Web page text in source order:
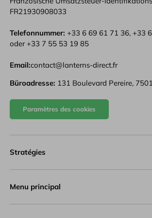
FR21930908033
Telefonnummer: +33 6 69 61 71 36, +33
oder +33 7 55 53 19 85
Email:contact@lanterns-direct.fr
Büroadresse: 131 Boulevard Pereire,
Paramètres des cookies
Stratégies
Menu principal